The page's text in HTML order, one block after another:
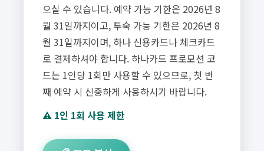
으실 수 있습니다. 예약 가능 기한은 2026년 8
월 31일까지이고, 투숙 가능 기한은 2026년 8
월 31일까지이며, 하나 신용카드나 체크카드
로 결제하셔야 합니다. 하나카드 프로모션 코
드는 1인당 1회만 사용할 수 있으므로, 첫 번
째 예약 시 신중하게 사용하시기 바랍니다.
⚠️ 1인 1회 사용 제한